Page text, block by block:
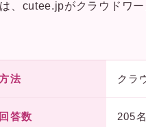
、cutee.jpがクラウドワ
法 クラ
答数 205